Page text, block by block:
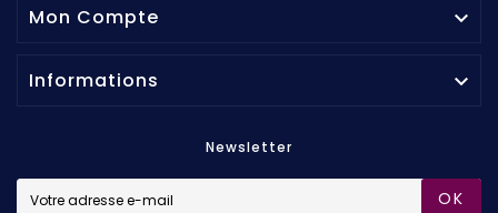
Mon Compte 
Informations 
Newsletter
OK